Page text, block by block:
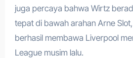
juga percaya bahwa Wirtz
tepat di bawah arahan Arne
berhasil membawa Liverpool
League musim lalu.